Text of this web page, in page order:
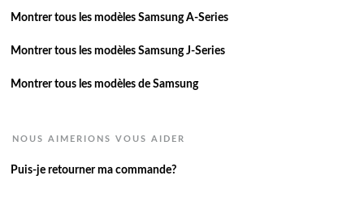
Montrer tous les modèles Samsung A-Series
Montrer tous les modèles Samsung J-Series
Montrer tous les modèles de Samsung
NOUS AIMERIONS VOUS AIDER
Puis-je retourner ma commande?